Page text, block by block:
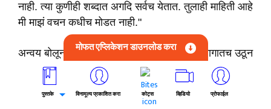
नाही. त्या कुणीही शब्दात अगदि सर्वच येतात. तुलाही माहिती आहे
मी माझं वचन कधीच मोडत नाही."
अन्वय बोलून गेला आणि हे ऐकताच अन्वयच्या आई रागातच उठून
जाऊ लागल्या. अन्वयने पटकन त्यांचा हात पकडत म्हटले," आई
अशी उठून जाऊ नकोस. मनात असेल ते पटकन बोल.
ओरडायच अस तर ओरड पण अशी जाऊ नकोस. रागाव हवं
मोफत एप्लिकेशन डाउनलोड करा
पुस्तके विनामूल्य प्रकाशित करा कोट्स व्हिडियो प्रोफाईल